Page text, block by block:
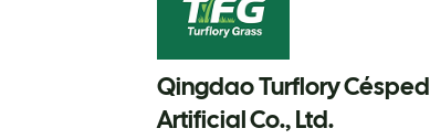
Qingdao Turflory Césped
Artificial Co., Ltd.